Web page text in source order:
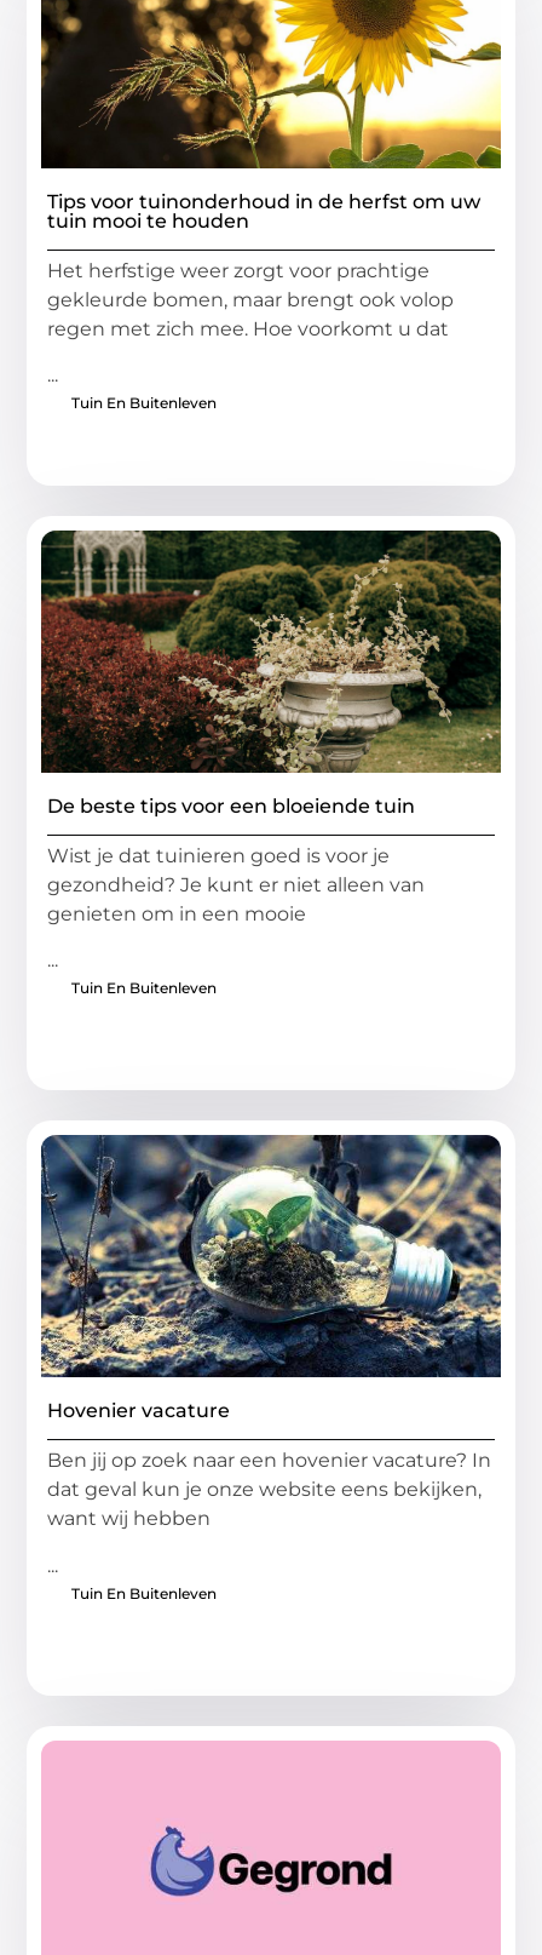
Tips voor tuinonderhoud in de herfst om uw
tuin mooi te houden
Het herfstige weer zorgt voor prachtige
gekleurde bomen, maar brengt ook volop
regen met zich mee. Hoe voorkomt u dat
...
Tuin En Buitenleven
De beste tips voor een bloeiende tuin
Wist je dat tuinieren goed is voor je
gezondheid? Je kunt er niet alleen van
genieten om in een mooie
...
Tuin En Buitenleven
Hovenier vacature
Ben jij op zoek naar een hovenier vacature? In
dat geval kun je onze website eens bekijken,
want wij hebben
...
Tuin En Buitenleven